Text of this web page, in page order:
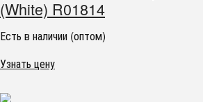
(White) R01814
Есть в наличии (оптом)
Узнать цену